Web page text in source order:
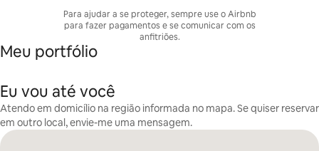
Para ajudar a se proteger, sempre use o Airbnb
para fazer pagamentos e se comunicar com os
anfitriões.
Meu portfólio
Eu vou até você
Atendo em domicílio na região informada no mapa. Se quiser reservar
em outro local, envie-me uma mensagem.